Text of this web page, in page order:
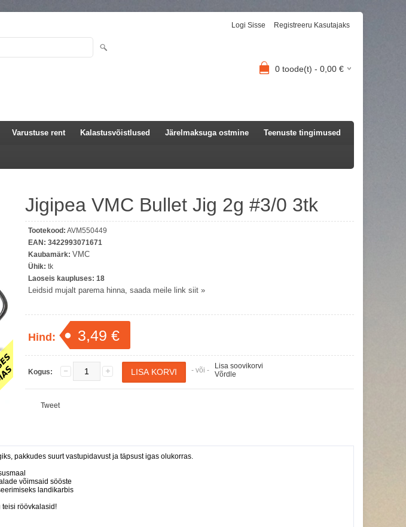
Logi Sisse Registreeru Kasutajaks
0 toode(t) - 0,00 €
Varustuse rent Kalastusvõistlused Järelmaksuga ostmine Teenuste tingimused
Jigipea VMC Bullet Jig 2g #3/0 3tk
Tootekood: AVM550449
EAN: 3422993071671
Kaubamärk: VMC
Ühik: tk
Laoseis kaupluses: 18
Leidsid mujalt parema hinna, saada meile link siit »
Hind: 3,49 €
Kogus: - või -
Lisa soovikorvi
Võrdle
Tweet
pakkudes suurt vastupidavust ja täpsust igas olukorras.
võimsaid sööste
landikarbis
röövkalasid!